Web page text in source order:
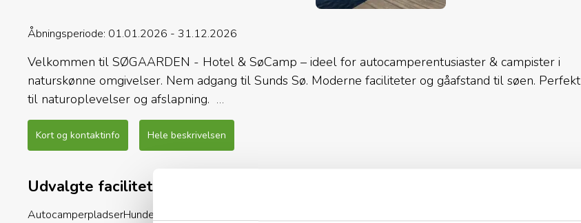
Åbningsperiode: 01.01.2026 - 31.12.2026
Velkommen til SØGAARDEN - Hotel & SøCamp – ideel for autocamperentusiaster & campister i
naturskønne omgivelser. Nem adgang til Sunds Sø. Moderne faciliteter og gåafstand til søen. Perfekt
til naturoplevelser og afslapning.
22 pladser indrettet til autocamper med fastunderlag og strøm på hver plads
14 Luksus Natur hytter med eget køkken & bad
Kort og kontaktinfo Hele beskrivelsen
Udvalgte faciliteter
AutocamperpladserHunde tilladt